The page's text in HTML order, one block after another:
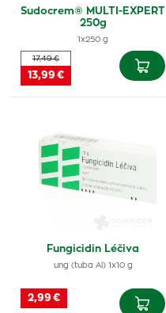
Sudocrem® MULTI-EXPERT
250g
1x250 g
17,49 €
13,99 €
Fungicidin Léčiva
ung (tuba Al) 1x10 g
2,99 €